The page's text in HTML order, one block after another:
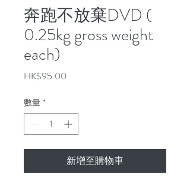
奔跑不放棄DVD (
0.25kg gross weight
each)
HK$95.00
數量 *
新增至購物車